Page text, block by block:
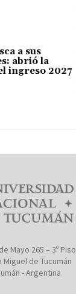
a sus
abrió la
ingreso 2027
Mayo 265 – 3º Piso
Miguel de Tucumán
- Argentina